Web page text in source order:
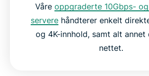
Våre oppgraderte 10Gbps-
servere håndterer enkelt
og 4K-innhold, samt alt annet
nettet.